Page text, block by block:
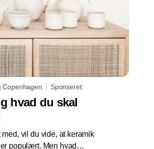
Copenhagen Sponseret
hvad du skal
vil du vide, at keramik
populært. Men hvad